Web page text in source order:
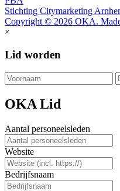
Stichting Citymarketing
Copyright © 2026 OKA.
×
Lid worden
OKA Lid
Aantal personeelsleden
Website
Bedrijfsnaam